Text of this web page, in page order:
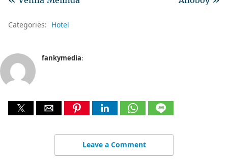
Categories: Hotel
fankymedia:
Leave a Comment